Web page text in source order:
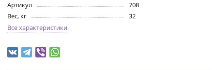
Артикул
708
Вес, кг
32
Все характеристики